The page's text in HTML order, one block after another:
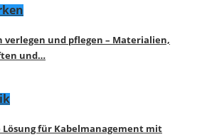
verlegen und pflegen – Materialien,
und…
Lösung für Kabelmanagement mit